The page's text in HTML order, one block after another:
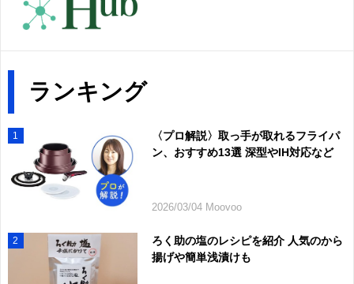
ランキング
1
〈プロ解説〉取っ手が取れるフライパ
ン、おすすめ13選 深型やIH対応など
2026/03/04 Moovoo
2
ろく助の塩のレシピを紹介 人気のから
揚げや簡単浅漬けも